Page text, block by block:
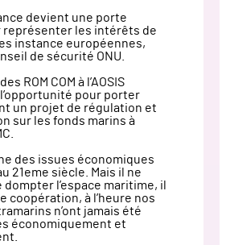
devient une porte
représenter les intérêts de
les instance européennes,
de sécurité ONU.
ROM COM à l’AOSIS
pour porter
un projet de régulation et
sur les fonds marins à
des issues économiques
21eme siècle. Mais il ne
l’espace maritime, il
coopération, à l’heure nos
n’ont jamais été
économiquement et